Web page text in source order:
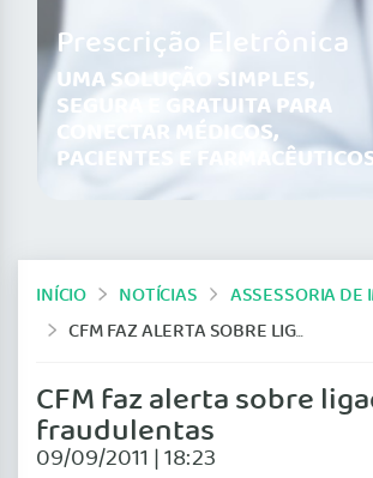
Prescrição Eletrônica
UMA SOLUÇÃO SIMPLES,
SEGURA E GRATUITA PARA
CONECTAR MÉDICOS,
PACIENTES E
INÍCIO NOTÍCIAS
ASSESSORIA DE
CFM FAZ ALERTA SOBRE LIGAÇÕES FRAUDULENTAS
CFM faz alerta sobre
fraudulentas
09/09/2011 | 18:23